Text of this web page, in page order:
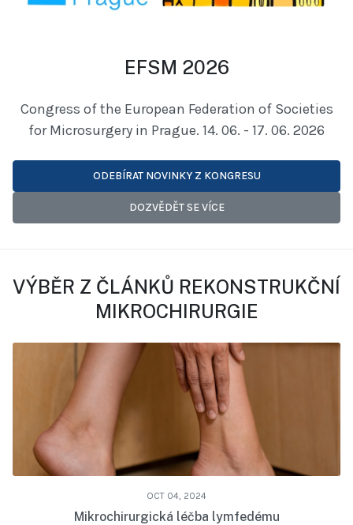
EFSM 2026
Congress of the European Federation of Societies
for Microsurgery in Prague. 14. 06. - 17. 06. 2026
ODEBÍRAT NOVINKY Z KONGRESU
DOZVĚDĚT SE VÍCE
VÝBĚR Z ČLÁNKŮ REKONSTRUKČNÍ
MIKROCHIRURGIE
OCT 04, 2024
Mikrochirurgická léčba lymfedému